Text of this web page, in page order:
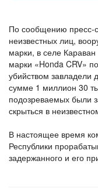
По сообщению
неизвестных лиц,
марки, в селе
марки «Honda CRV»
убийством завладели
сумме 1 миллион 30
подозреваемых были
скрыться в
В настоящее время
Республики
задержанного и его